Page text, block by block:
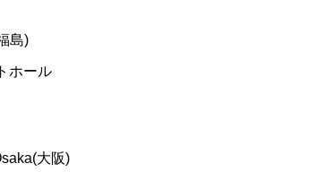
島)
ホール
大阪)